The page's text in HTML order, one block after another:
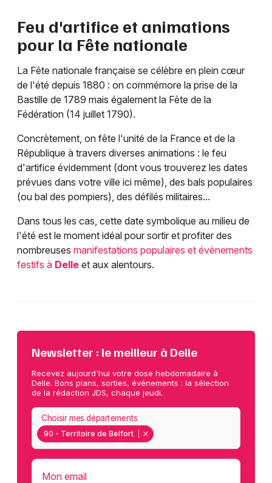
Feu d'artifice et animations
pour la Fête nationale
La Fête nationale française se célèbre en plein cœur
de l'été depuis 1880 : on commémore la prise de la
Bastille de 1789 mais également la Fête de la
Fédération (14 juillet 1790).
Concrètement, on fête l'unité de la France et de la
République à travers diverses animations : le feu
d'artifice évidemment (dont vous trouverez les dates
prévues dans votre ville ici même), des bals populaires
(ou bal des pompiers), des défilés militaires...
Dans tous les cas, cette date symbolique au milieu de
l'été est le moment idéal pour sortir et profiter des
nombreuses manifestations populaires et évènements
festifs à Delle et aux alentours.
Newsletter : le meilleur à Delle
Recevez aujourd'hui votre dose hebdomadaire à
Delle. Bons plans, sorties, événements : la sélection
de la rédaction JDS, chaque jeudi.
90 - Territoire de Belfort
Choisir mes départements
Mon email